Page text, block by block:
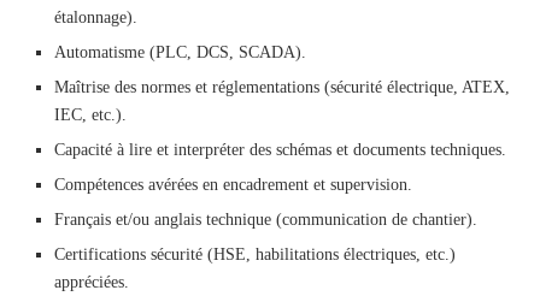
étalonnage).
Automatisme (PLC, DCS, SCADA).
Maîtrise des normes et réglementations (sécurité électrique, ATEX,
IEC, etc.).
Capacité à lire et interpréter des schémas et documents techniques.
Compétences avérées en encadrement et supervision.
Français et/ou anglais technique (communication de chantier).
Certifications sécurité (HSE, habilitations électriques, etc.)
appréciées.